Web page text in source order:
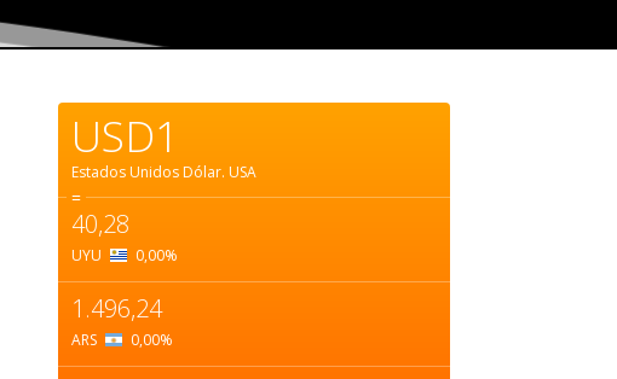
USD1
Estados Unidos Dólar. USA
=
40,28
UYU 0,00%
1.496,24
ARS 0,00%